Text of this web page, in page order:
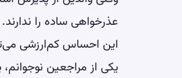
عذرخواهی ساده را ندارند.
این احساس کم‌ارزشی
یکی از مراجعین